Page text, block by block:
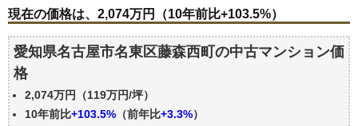
価格を詳細に分析しよう
築年数で価格はどうなる？
過去の売買事例
公示地価はいくら
現在の価格は、2,074万円（10年前比+103.5%）
愛知県名古屋市名東区藤森西町の中古マンション価
格
2,074万円（119万円/坪）
10年前比+103.5% （前年比+3.3%）